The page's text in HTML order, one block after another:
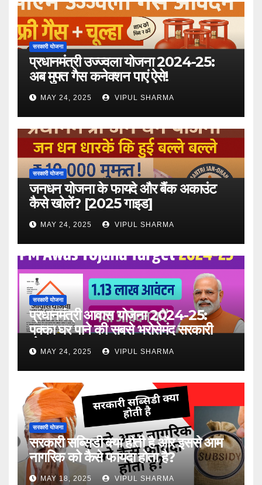
सरकारी योजना
प्रधानमंत्री उज्ज्वला योजना 2024-25:
अब मुफ्त गैस कनेक्शन पाएं ऐसे!
MAY 24, 2025 VIPUL SHARMA
सरकारी योजना
जनधन योजना के फायदे और बैंक अकाउंट
कैसे खोलें? [2025 गाइड]
MAY 24, 2025 VIPUL SHARMA
सरकारी योजना
प्रधानमंत्री आवास योजना 2024-25:
पक्का घर पाने की सबसे भरोसेमंद सरकारी
योजना
MAY 24, 2025 VIPUL SHARMA
सरकारी योजना
सरकारी सब्सिडी क्या होती है और इससे आम
नागरिक को कैसे फायदा होता है?
MAY 18, 2025 VIPUL SHARMA